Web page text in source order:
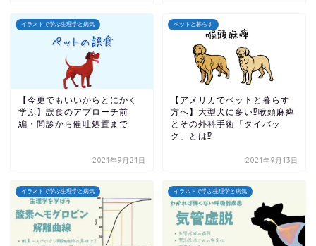
イラストで学ぶ生理学と病気
【今更でもいいからとにかく
学ぶ】誤食のアプローチ前
編・問診から催吐処置まで
2021年9月21日
ペットと暮らす
【アメリカでペットと暮らす
方へ】大型犬に多い⁉︎喉頭麻痺
とその外科手術「タイバッ
ク」とは⁉︎
2021年9月13日
イラストで学ぶ生理学と病気 イラストで学ぶ生理学と病気